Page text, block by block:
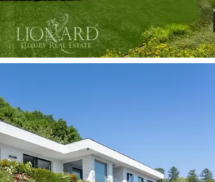
スの階段は、リラクゼーショ
コーナーを備えた 2 番目のリビ
インを保管して試飲するための
がある下の階に続いていま
湖畔に新しく建てられた豪華な
で、専用の二重ガレージと追
があります。